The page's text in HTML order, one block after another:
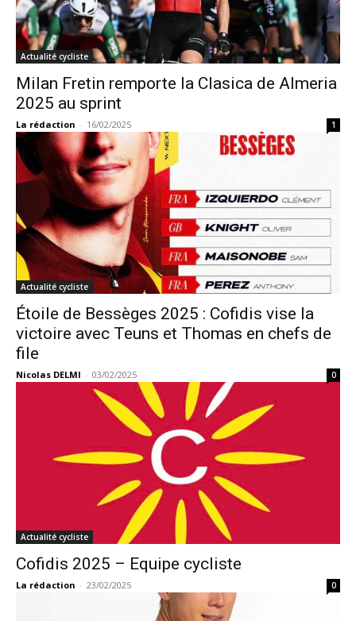
Actualité cycliste
Milan Fretin remporte la Clasica de Almeria
2025 au sprint
La rédaction - 16/02/2025 1
Actualité cycliste
Étoile de Bessèges 2025 : Cofidis vise la
victoire avec Teuns et Thomas en chefs de
file
Nicolas DELMI - 03/02/2025 0
Actualité cycliste
Cofidis 2025 – Equipe cycliste
La rédaction - 23/02/2025 0